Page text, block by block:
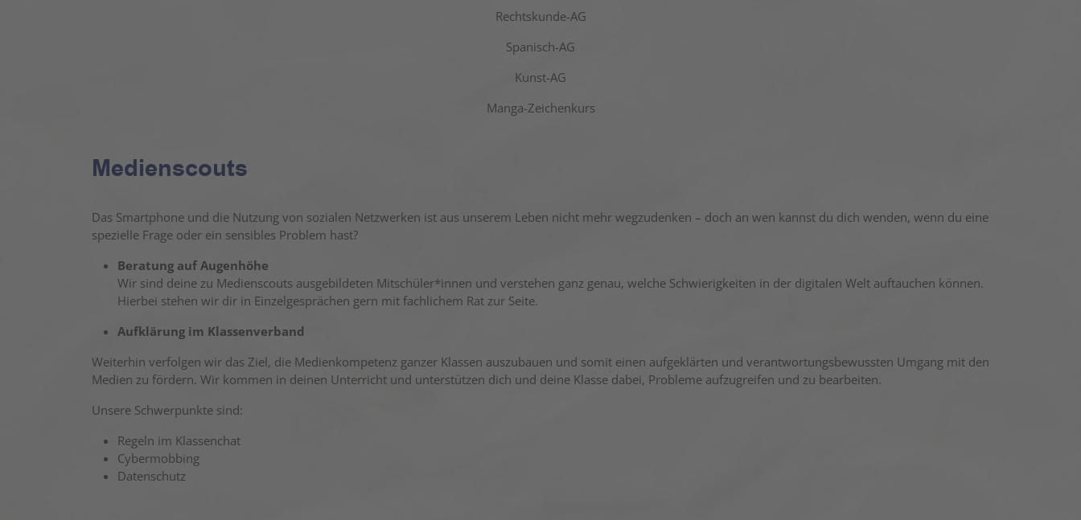
Rechtskunde-AG
Spanisch-AG
Kunst-AG
Manga-Zeichenkurs
Medienscouts
Das Smartphone und die Nutzung von sozialen Netzwerken ist aus unserem Leben nicht mehr wegzudenken – doch an wen kannst du dich wenden, wenn du eine
spezielle Frage oder ein sensibles Problem hast?
Beratung auf Augenhöhe
Wir sind deine zu Medienscouts ausgebildeten Mitschüler*innen und verstehen ganz genau, welche Schwierigkeiten in der digitalen Welt auftauchen können.
Hierbei stehen wir dir in Einzelgesprächen gern mit fachlichem Rat zur Seite.
Aufklärung im Klassenverband
Weiterhin verfolgen wir das Ziel, die Medienkompetenz ganzer Klassen auszubauen und somit einen aufgeklärten und verantwortungsbewussten Umgang mit den
Medien zu fördern. Wir kommen in deinen Unterricht und unterstützen dich und deine Klasse dabei, Probleme aufzugreifen und zu bearbeiten.
Unsere Schwerpunkte sind:
Regeln im Klassenchat
Cybermobbing
Datenschutz